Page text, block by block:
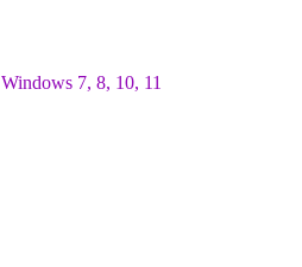
Windows 7, 8, 10, 11